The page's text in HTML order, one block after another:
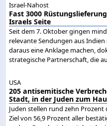
Israel-Nahost
Fast 3000
Israels Seite
Seit dem 7. Oktober gingen
relevante Sendungen aus
daraus eine Anklage machen,
strategische Partnerschaft, die
USA
205 antisemitische
Stadt, in der Juden zum
Juden stellen rund zehn
Ziel von 56,9 Prozent aller